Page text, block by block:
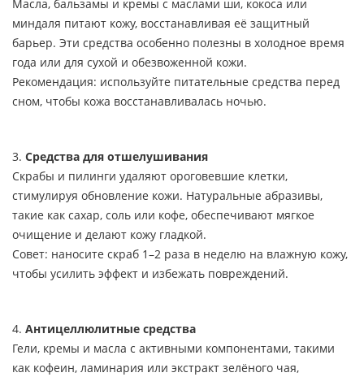
Масла, бальзамы и кремы с маслами ши, кокоса или
миндаля питают кожу, восстанавливая её защитный
барьер. Эти средства особенно полезны в холодное время
года или для сухой и обезвоженной кожи.
Рекомендация: используйте питательные средства перед
сном, чтобы кожа восстанавливалась ночью.
3. Средства для отшелушивания
Скрабы и пилинги удаляют ороговевшие клетки,
стимулируя обновление кожи. Натуральные абразивы,
такие как сахар, соль или кофе, обеспечивают мягкое
очищение и делают кожу гладкой.
Совет: наносите скраб 1–2 раза в неделю на влажную кожу,
чтобы усилить эффект и избежать повреждений.
4. Антицеллюлитные средства
Гели, кремы и масла с активными компонентами, такими
как кофеин, ламинария или экстракт зелёного чая,